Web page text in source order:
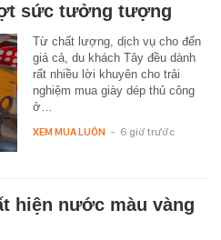
sức tưởng tượng
Từ chất lượng, dịch vụ cho đến
giá cả, du khách Tây đều dành
rất nhiều lời khuyên cho trải
nghiệm mua giày dép thủ công
ở…
XEM MUA LUÔN - 6 giờ trước
hiện nước màu vàng